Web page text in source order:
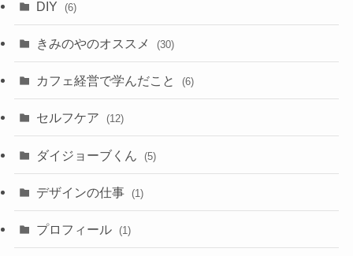
DIY (6)
きみのやのオススメ (30)
カフェ経営で学んだこと (6)
セルフケア (12)
ダイジョーブくん (5)
デザインの仕事 (1)
プロフィール (1)